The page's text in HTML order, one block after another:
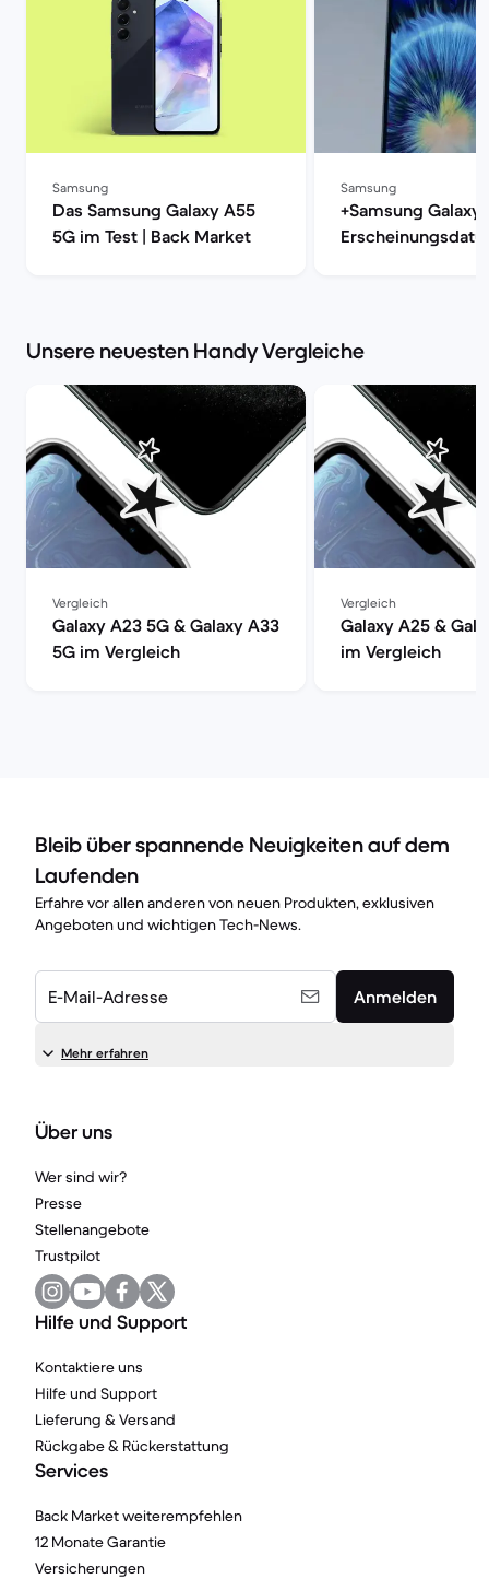
Samsung
Das Samsung Galaxy A55
5G im Test | Back Market
Samsung
+Samsung Galaxy
Unsere neuesten Handy Vergleiche
Vergleich
Galaxy A23 5G & Galaxy A33
5G im Vergleich
Vergleich
Galaxy A25 &
im Vergleich
Bleib über spannende Neuigkeiten auf dem
Laufenden
Erfahre vor allen anderen von neuen Produkten, exklusiven
Angeboten und wichtigen Tech-News.
E-Mail-Adresse Anmelden
Mehr erfahren
Über uns
Wer sind wir?
Presse
Stellenangebote
Trustpilot
Hilfe und Support
Kontaktiere uns
Hilfe und Support
Lieferung & Versand
Rückgabe & Rückerstattung
Services
Back Market weiterempfehlen
12 Monate Garantie
Versicherungen